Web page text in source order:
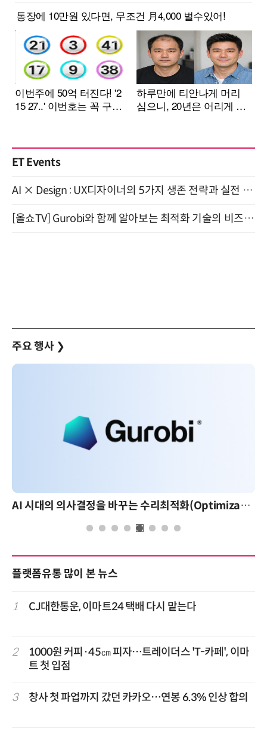
ET Events
AI × Design : UX디자이너의 5가지 생존 전략과 실전 대응 8월 28일 개최
[올쇼TV] Gurobi와 함께 알아보는 최적화 기술의 비즈니스 활용 (8월 20일 생방송)
주요 행사 ❯
AI 시대의 의사결정을 바꾸는 수리최적화(Optimization): 실제 산업 적용 사례와 활용 전략
플랫폼유통 많이 본 뉴스
1 CJ대한통운, 이마트24 택배 다시 맡는다
2
1000원 커피·45㎝ 피자…트레이더스 'T-카페', 이마
트 첫 입점
3 창사 첫 파업까지 갔던 카카오…연봉 6.3% 인상 합의